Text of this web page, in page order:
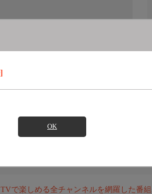
OK
で楽しめる全チャンネルを網羅した番組